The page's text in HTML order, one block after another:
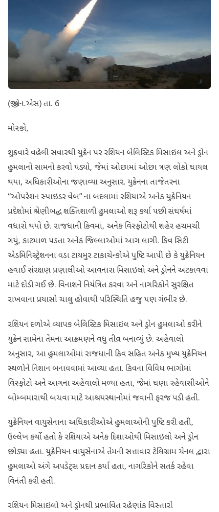
(જી.એન.એસ) તા. 6
મોસ્કો,
શુક્રવારે વહેલી સવારથી યુક્રેન પર રશિયન બેલિસ્ટિક મિસાઇલ અને ડ્રોન
હુમલાનો સામનો કરવો પડ્યો, જેમાં ઓછામાં ઓછા ત્રણ લોકો ઘાયલ
થયા, અધિકારીઓના જણાવ્યા અનુસાર. યુક્રેનના તાજેતરના
“ઓપરેશન સ્પાઇડર વેબ” ના બદલામાં રશિયાએ અનેક યુક્રેનિયન
પ્રદેશોમાં શ્રેણીબદ્ધ શક્તિશાળી હુમલાઓ શરૂ કર્યા પછી સંઘર્ષમાં
વધારો થયો છે. રાજધાની કિવમાં, અનેક વિસ્ફોટોથી શહેર હચમચી
ગયું, કાટમાળ પડતા અનેક જિલ્લાઓમાં આગ લાગી. કિવ સિટી
એડમિનિસ્ટ્રેશનના વડા ટાયમુર ટાકાચેન્કોએ પુષ્ટિ આપી છે કે યુક્રેનિયન
હવાઈ સંરક્ષણ પ્રણાલીઓ આવનારા મિસાઇલો અને ડ્રોનને અટકાવવા
માટે દોડી ગઈ છે. વિનાશને નિયંત્રિત કરવા અને નાગરિકોને સુરક્ષિત
રાખવાના પ્રયાસો ચાલુ હોવાથી પરિસ્થિતિ હજુ પણ ગંભીર છે.
રશિયન દળોએ વ્યાપક બેલિસ્ટિક મિસાઇલ અને ડ્રોન હુમલાઓ કરીને
યુક્રેન સામેના તેમના આક્રમણને વધુ તીવ્ર બનાવ્યું છે. અહેવાલો
અનુસાર, આ હુમલાઓમાં રાજધાની કિવ સહિત અનેક મુખ્ય યુક્રેનિયન
સ્થળોને નિશાન બનાવવામાં આવ્યા હતા. કિવના વિવિધ ભાગોમાં
વિસ્ફોટો અને આગના અહેવાલો મળ્યા હતા, જેમાં ઘણા રહેવાસીઓને
બોમ્બમારાથી બચવા માટે આશ્રયસ્થાનોમાં જવાની ફરજ પડી હતી.
યુક્રેનિયન વાયુસેનાના અધિકારીઓએ હુમલાઓની પુષ્ટિ કરી હતી,
ઉલ્લેખ કર્યો હતો કે રશિયાએ અનેક દિશાઓથી મિસાઇલો અને ડ્રોન
છોડ્યા હતા. યુક્રેનિયન વાયુસેનાએ તેમની સત્તાવાર ટેલિગ્રામ ચેનલ દ્વારા
હુમલાઓ અંગે અપડેટ્સ પ્રદાન કર્યા હતા, નાગરિકોને સતર્ક રહેવા
વિનંતી કરી હતી.
રશિયન મિસાઇલો અને ડ્રોનથી પ્રભાવિત રહેણાંક વિસ્તારો